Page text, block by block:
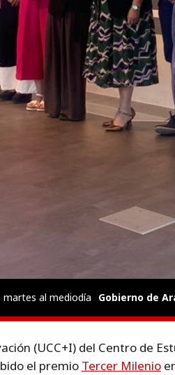
al mediodía Gobierno de
(UCC+I) del Centro de
el premio Tercer Milenio